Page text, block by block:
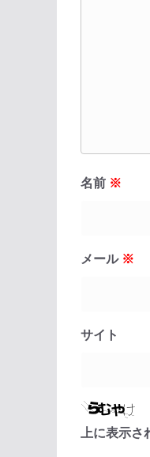
名前 ※
メール ※
サイト
上に表示さ